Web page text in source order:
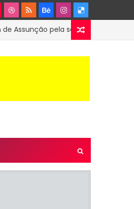
pela semifinal do 2º